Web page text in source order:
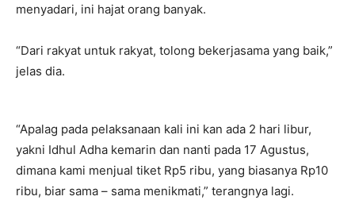
menyadari, ini hajat orang banyak.
“Dari rakyat untuk rakyat, tolong bekerjasama yang baik,”
jelas dia.
“Apalag pada pelaksanaan kali ini kan ada 2 hari libur,
yakni Idhul Adha kemarin dan nanti pada 17 Agustus,
dimana kami menjual tiket Rp5 ribu, yang biasanya Rp10
ribu, biar sama – sama menikmati,” terangnya lagi.